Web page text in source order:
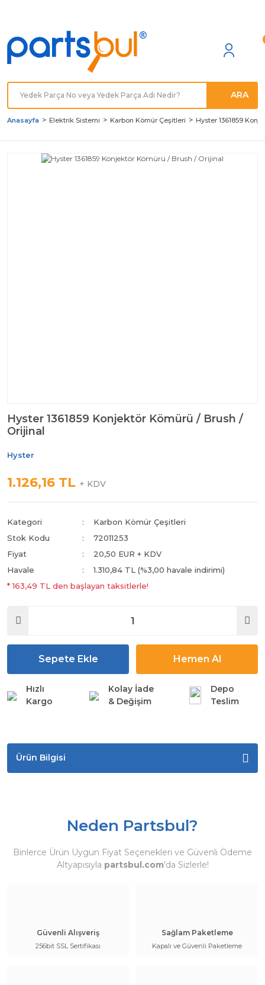
ARA
Anasayfa Elektrik Sistemi Karbon Kömür Çeşitleri Hyster 1361859
Hyster 1361859 Konjektör Kömürü / Brush /
Orijinal
Hyster
1.126,16 TL + KDV
Kategori
Karbon Kömür Çeşitleri
Stok Kodu
72011253
Fiyat
20,50 EUR + KDV
Havale
1.310,84 TL (%3,00 havale indirimi)
* 163,49 TL den başlayan taksitlerle!
Sepete Ekle Hemen Al
Hızlı
Kargo
Kolay İade
& Değişim
Depo
Teslim
Ürün Bilgisi
Neden Partsbul?
Binlerce Ürün Uygun Fiyat Seçenekleri ve Güvenli Ödeme
Altyapısıyla partsbul.com'da Sizlerle!
Güvenli Alışveriş
256bit SSL Sertifikası
Sağlam Paketleme
Kapalı ve Güvenli Paketleme